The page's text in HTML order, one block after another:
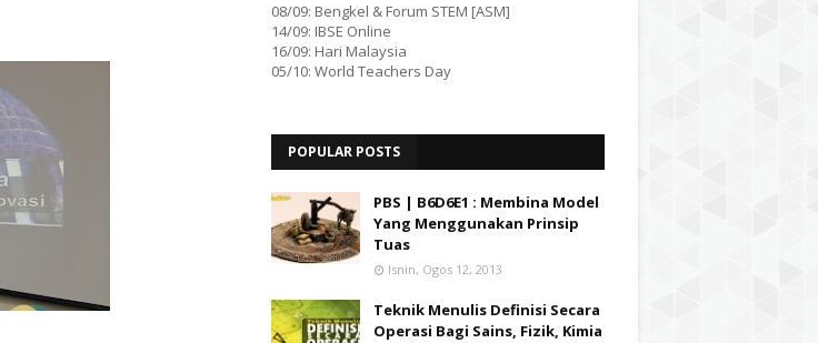
08/09: Bengkel & Forum STEM [ASM]
14/09: IBSE Online
16/09: Hari Malaysia
05/10: World Teachers Day
POPULAR POSTS
PBS | B6D6E1 : Membina Model
Yang Menggunakan Prinsip
Tuas
Isnin, Ogos 12, 2013
Teknik Menulis Definisi Secara
Operasi Bagi Sains, Fizik, Kimia